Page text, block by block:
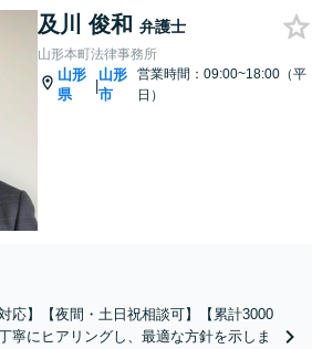
及川 俊和 弁護士
山形本町法律事務所
山形
県
|
山形
市
営業時間：09:00~18:00（平
日）
応】【夜間・土日祝相談可】【累計3000
寧にヒアリングし、最適な方針を示しま